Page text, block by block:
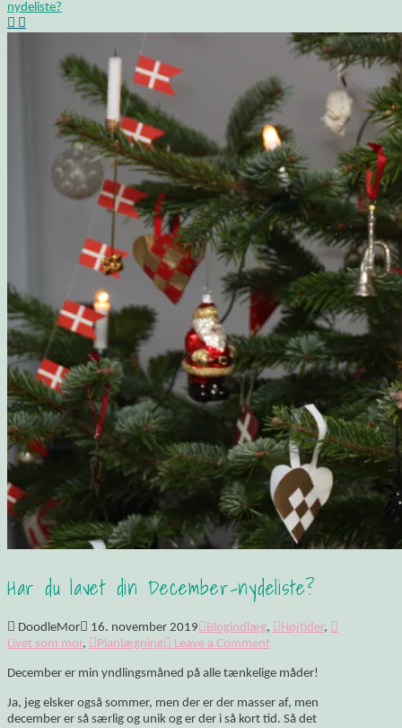
nydeliste?
Har du lavet din December-nydeliste?
DoodleMor 16. november 2019 Blogindlæg, Højtider,
Livet som mor, Planlægning Leave a Comment
December er min yndlingsmåned på alle tænkelige måder!
Ja, jeg elsker også sommer, men der er der masser af, men
december er så særlig og unik og er der i så kort tid. Så det